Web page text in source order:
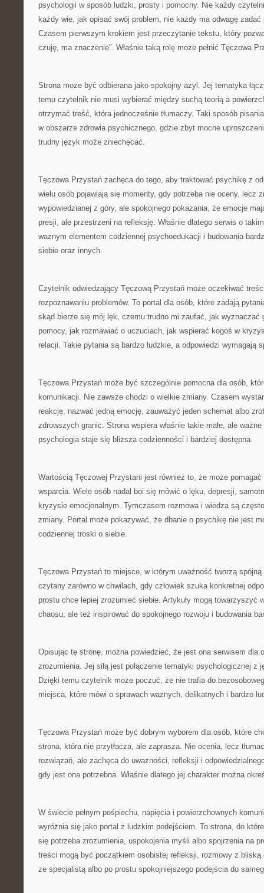
psychologii w sposób ludzki, prosty i pomocny. Nie każdy
każdy wie, jak opisać swój problem, nie każdy ma odwagę
Czasem pierwszym krokiem jest przeczytanie tekstu, który
czuję, ma znaczenie”. Właśnie taką rolę może pełnić Tęczowa
Strona może być odbierana jako spokojny azyl. Jej tematyka
temu czytelnik nie musi wybierać między suchą teorią a
otrzymać treść, która jednocześnie tłumaczy. Taki sposób
w obszarze zdrowia psychicznego, gdzie zbyt mocne
trudny język może zniechęcać.
Tęczowa Przystań zachęca do tego, aby traktować psychikę z
wielu osób pojawiają się momenty, gdy potrzeba nie oceny, lecz
wypowiedzianej z góry, ale spokojnego pokazania, że emocje
presji, ale przestrzeni na refleksję. Właśnie dlatego serwis o
ważnym elementem codziennej psychoedukacji i budowania
siebie oraz innych.
Czytelnik odwiedzający Tęczową Przystań może oczekiwać
rozpoznawaniu problemów. To portal dla osób, które zadają
skąd bierze się mój lęk, czemu trudno mi zaufać, jak wyznaczać
pomocy, jak rozmawiać o uczuciach, jak wspierać kogoś w
relacji. Takie pytania są bardzo ludzkie, a odpowiedzi wymagają
Tęczowa Przystań może być szczególnie pomocna dla osób,
komunikacji. Nie zawsze chodzi o wielkie zmiany. Czasem
reakcję, nazwać jedną emocję, zauważyć jeden schemat albo
zdrowszych granic. Strona wspiera właśnie takie małe, ale
psychologia staje się bliższa codzienności i bardziej dostępna.
Wartością Tęczowej Przystani jest również to, że może
wsparcia. Wiele osób nadal boi się mówić o lęku, depresji,
kryzysie emocjonalnym. Tymczasem rozmowa i wiedza są
zmiany. Portal może pokazywać, że dbanie o psychikę nie jest
codziennej troski o siebie.
Tęczowa Przystań to miejsce, w którym uważność tworzą spójną
czytany zarówno w chwilach, gdy człowiek szuka konkretnej
prostu chce lepiej zrozumieć siebie. Artykuły mogą towarzyszyć
chaosu, ale też inspirować do spokojnego rozwoju i budowania
Opisując tę stronę, można powiedzieć, że jest ona serwisem dla
zrozumienia. Jej siłą jest połączenie tematyki psychologicznej z
Dzięki temu czytelnik może poczuć, że nie trafia do
miejsca, które mówi o sprawach ważnych, delikatnych i bardzo
Tęczowa Przystań może być dobrym wyborem dla osób, które
strona, która nie przytłacza, ale zaprasza. Nie ocenia, lecz
rozwiązań, ale zachęca do uważności, refleksji i
gdy jest ona potrzebna. Właśnie dlatego jej charakter można
W świecie pełnym pośpiechu, napięcia i powierzchownych
wyróżnia się jako portal z ludzkim podejściem. To strona, do
się potrzeba zrozumienia, uspokojenia myśli albo spojrzenia na
treści mogą być początkiem osobistej refleksji, rozmowy z
ze specjalistą albo po prostu spokojniejszego podejścia do